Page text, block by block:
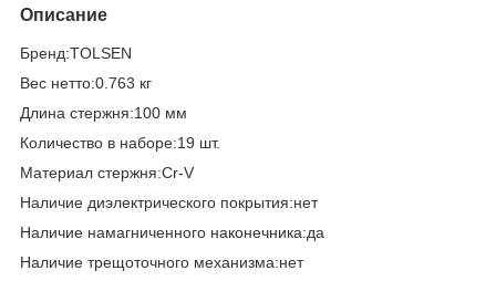
Описание
Бренд:TOLSEN
Вес нетто:0.763 кг
Длина стержня:100 мм
Количество в наборе:19 шт.
Материал стержня:Cr-V
Наличие диэлектрического покрытия:нет
Наличие намагниченного наконечника:да
Наличие трещоточного механизма:нет